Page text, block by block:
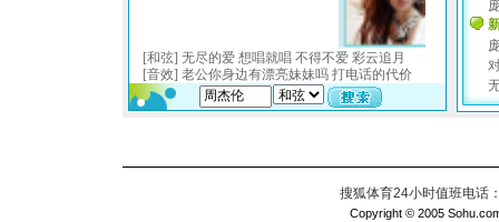
搜狐体育24小时值班电话
Copyright © 2005